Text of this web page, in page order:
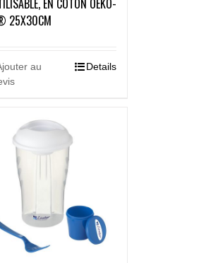
EN COTON OEKO-
25X30CM
au
Details